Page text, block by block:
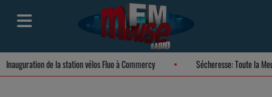
Inauguration de la station vélos Fluo à Commercy Sécheresse: